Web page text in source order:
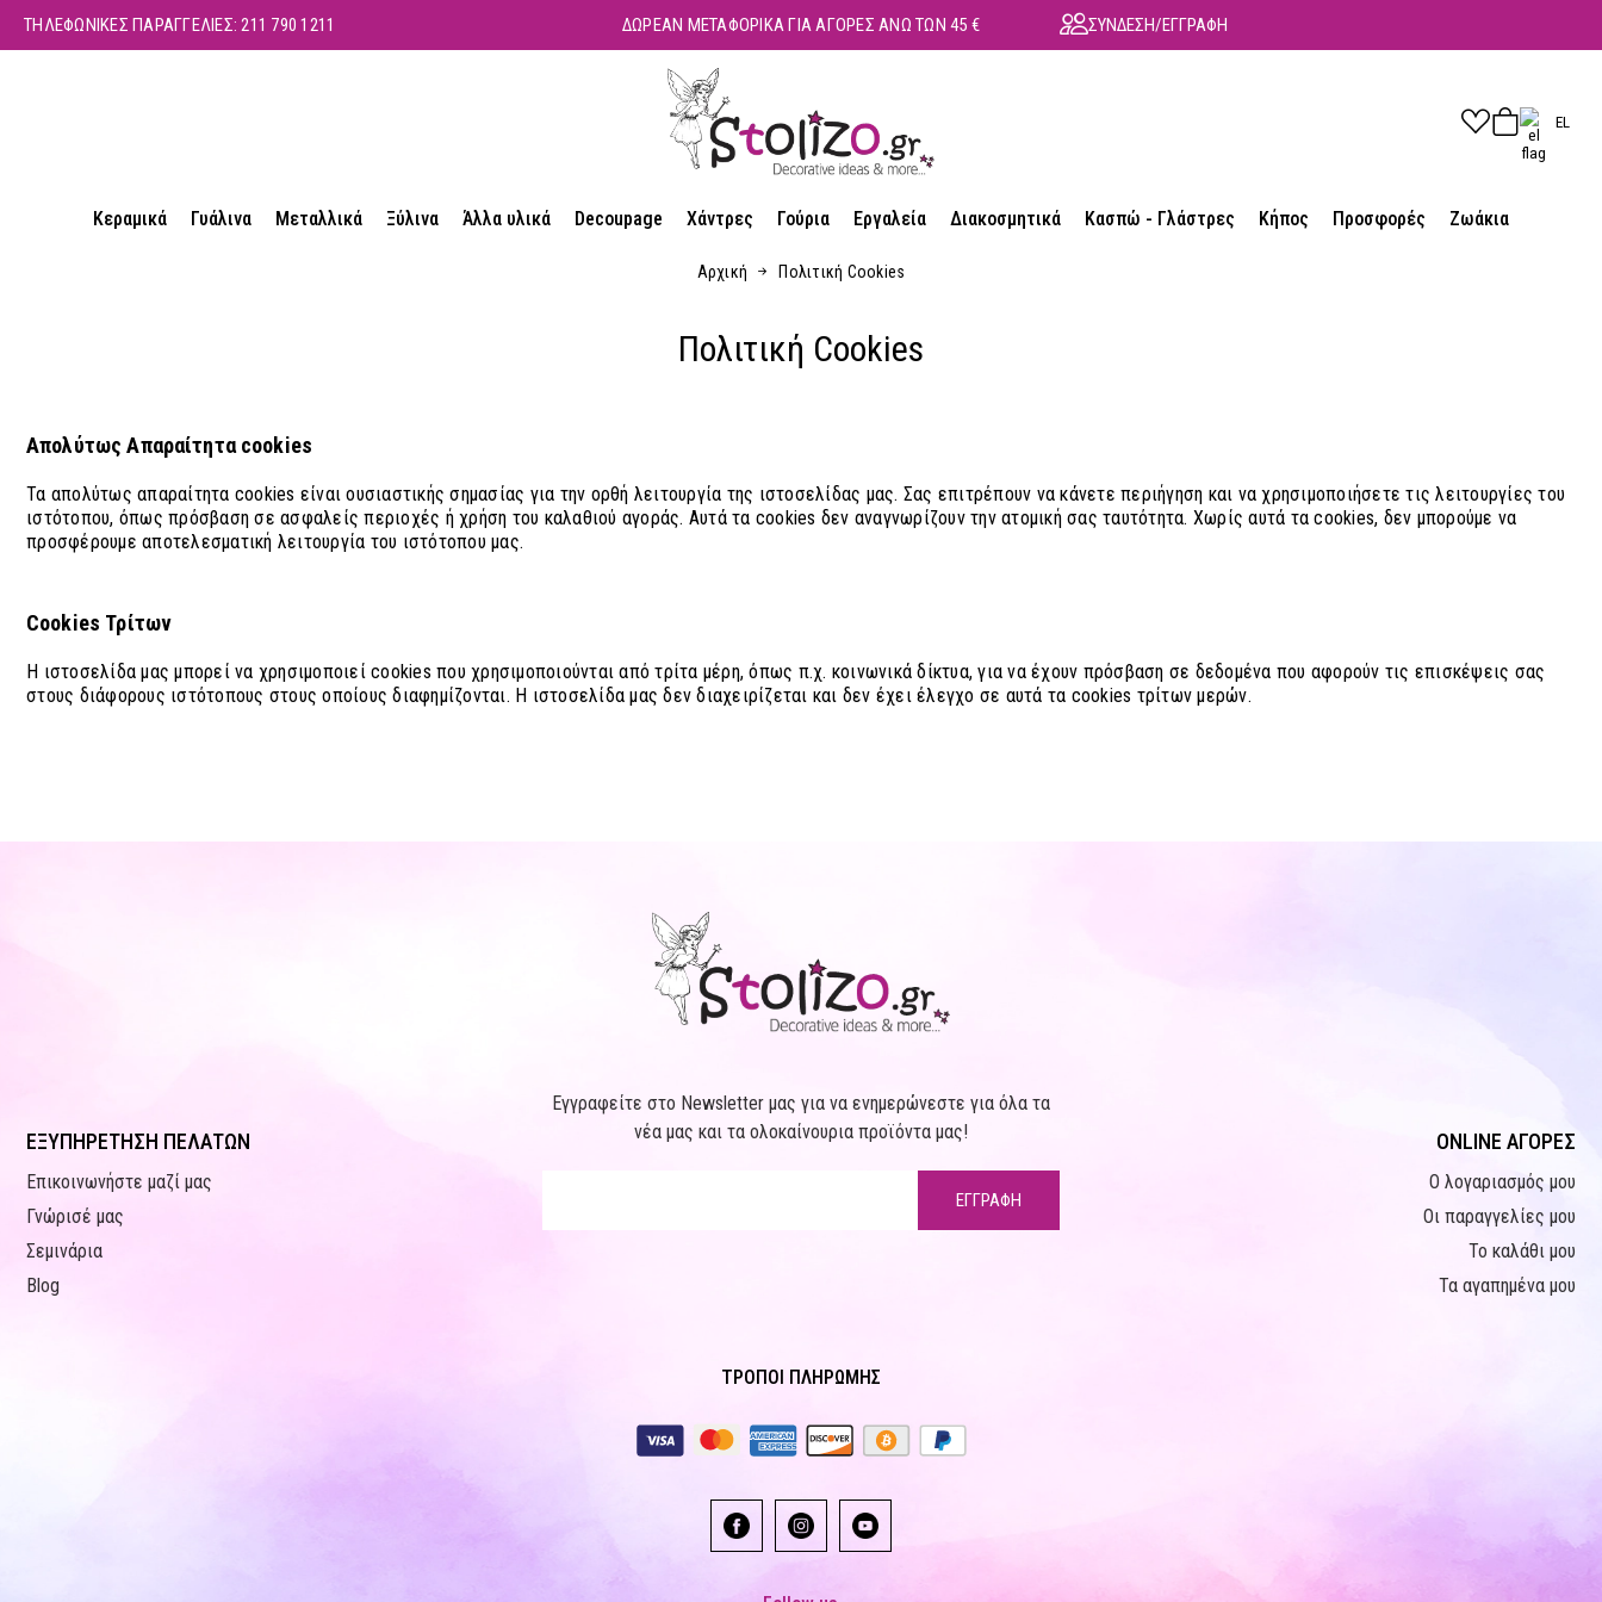
ΤΗΛΕΦΩΝΙΚΕΣ ΠΑΡΑΓΓΕΛΙΕΣ:211 790 1211 ΔΩΡΕΑΝ ΜΕΤΑΦΟΡΙΚΑ ΓΙΑ ΑΓΟΡΕΣ ΑΝΩ ΤΩΝ 45 € ΣΥΝΔΕΣΗ/ΕΓΓΡΑΦΗ
EL
Κεραμικά Γυάλινα Μεταλλικά Ξύλινα Άλλα υλικά Decoupage Χάντρες Γούρια Εργαλεία Διακοσμητικά Κασπώ - Γλάστρες Κήπος Προσφορές Ζωάκια
Αρχική Πολιτική Cookies
Πολιτική Cookies
Απολύτως Απαραίτητα cookies
Τα απολύτως απαραίτητα cookies είναι ουσιαστικής σημασίας για την ορθή λειτουργία της ιστοσελίδας μας. Σας επιτρέπουν να κάνετε περιήγηση και να χρησιμοποιήσετε τις λειτουργίες του
ιστότοπου, όπως πρόσβαση σε ασφαλείς περιοχές ή χρήση του καλαθιού αγοράς. Αυτά τα cookies δεν αναγνωρίζουν την ατομική σας ταυτότητα. Χωρίς αυτά τα cookies, δεν μπορούμε να
προσφέρουμε αποτελεσματική λειτουργία του ιστότοπου μας.
Cookies Τρίτων
Η ιστοσελίδα μας μπορεί να χρησιμοποιεί cookies που χρησιμοποιούνται από τρίτα μέρη, όπως π.χ. κοινωνικά δίκτυα, για να έχουν πρόσβαση σε δεδομένα που αφορούν τις επισκέψεις σας
στους διάφορους ιστότοπους στους οποίους διαφημίζονται. Η ιστοσελίδα μας δεν διαχειρίζεται και δεν έχει έλεγχο σε αυτά τα cookies τρίτων μερών.
ΕΞΥΠΗΡΕΤΗΣΗ ΠΕΛΑΤΩΝ
Επικοινωνήστε μαζί μας
Γνώρισέ μας
Σεμινάρια
Blog
Εγγραφείτε στο Newsletter μας για να ενημερώνεστε για όλα τα
νέα μας και τα ολοκαίνουρια προϊόντα μας!
ΕΓΓΡΑΦΗ
ONLINE ΑΓΟΡΕΣ
Ο λογαριασμός μου
Οι παραγγελίες μου
Το καλάθι μου
Τα αγαπημένα μου
ΤΡΟΠΟΙ ΠΛΗΡΩΜΗΣ